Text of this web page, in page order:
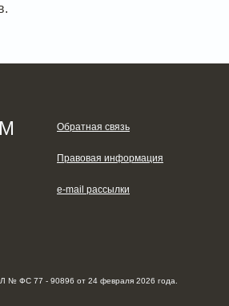
Обратная связь
Правовая информация
e-mail рассылки
№ ФС 77 - 90896 от 24 февраля 2026 года.